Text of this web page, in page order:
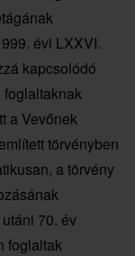
évi LXXVI.
kapcsolódó
foglaltaknak
a Vevőnek
törvényben
a törvény
70. év
foglaltak